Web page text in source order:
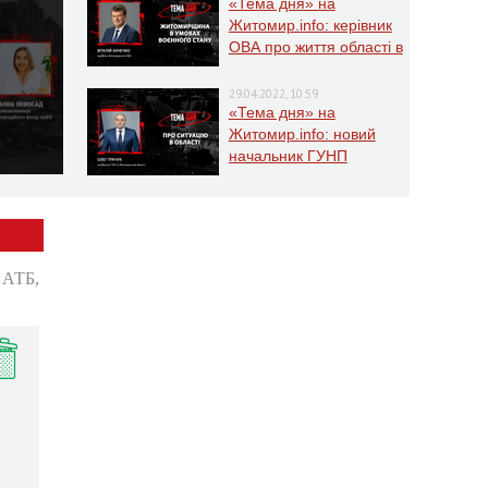
Житомир.info: керівник
ОВА про життя області в
29.04.2022, 10:59
«Тема дня» на
Житомир.info: новий
начальник ГУНП
АТБ,